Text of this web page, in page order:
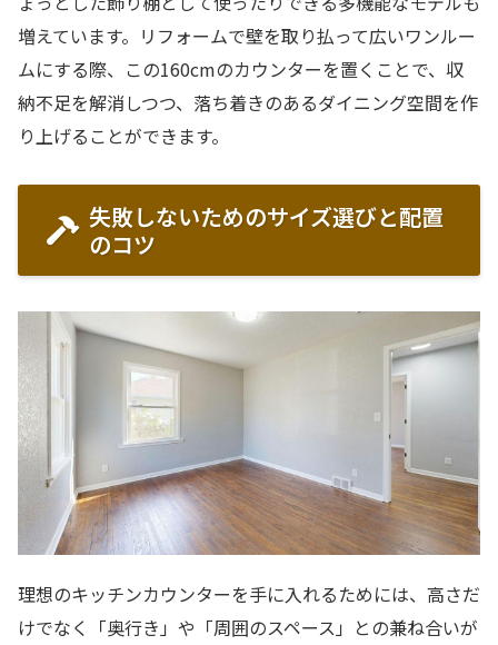
増えています。リフォームで壁を取り払って広いワンルー
ムにする際、この160cmのカウンターを置くことで、収
納不足を解消しつつ、落ち着きのあるダイニング空間を作
り上げることができます。
失敗しないためのサイズ選びと配置
のコツ
理想のキッチンカウンターを手に入れるためには、高さだ
けでなく「奥行き」や「周囲のスペース」との兼ね合いが